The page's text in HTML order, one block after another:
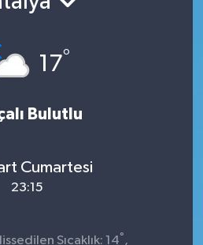
17°
Bulutlu
Cumartesi
23:15
Sıcaklık: 14° ,